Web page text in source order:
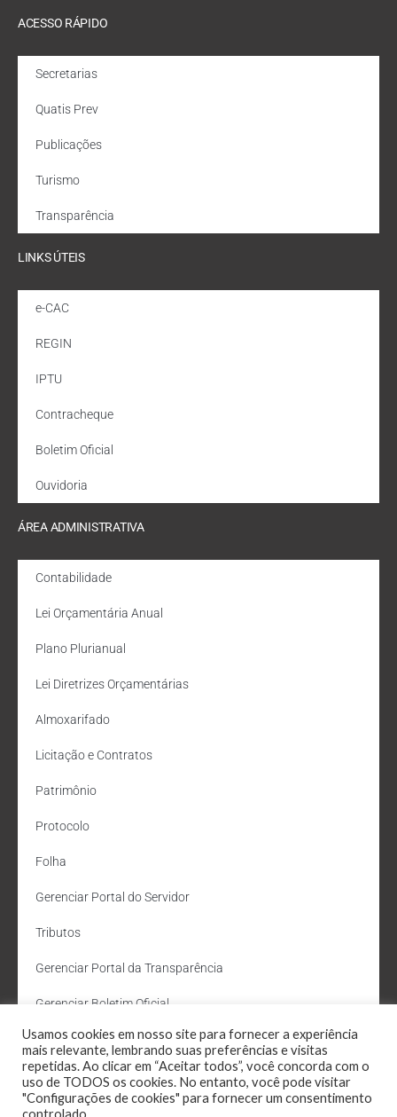
ACESSO RÁPIDO
Secretarias
Quatis Prev
Publicações
Turismo
Transparência
LINKS ÚTEIS
e-CAC
REGIN
IPTU
Contracheque
Boletim Oficial
Ouvidoria
ÁREA ADMINISTRATIVA
Contabilidade
Lei Orçamentária Anual
Plano Plurianual
Lei Diretrizes Orçamentárias
Almoxarifado
Licitação e Contratos
Patrimônio
Protocolo
Folha
Gerenciar Portal do Servidor
Tributos
Gerenciar Portal da Transparência
Gerenciar Boletim Oficial
Departamento de Água e Esgoto
Administração Site
Webmail
Usamos cookies em nosso site para fornecer a experiência
mais relevante, lembrando suas preferências e visitas
repetidas. Ao clicar em “Aceitar todos”, você concorda com o
uso de TODOS os cookies. No entanto, você pode visitar
"Configurações de cookies" para fornecer um consentimento
controlado.